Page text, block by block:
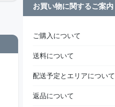
お買い物に関するご案内
ご購入について
送料について
配送予定とエリアについて
返品について